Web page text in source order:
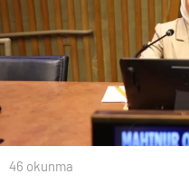
46 okunma